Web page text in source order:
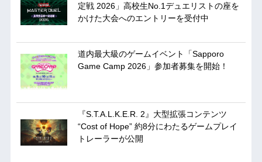
定戦 2026」高校生No.1デュエリストの座を
かけた大会へのエントリーを受付中
道内最大級のゲームイベント「Sapporo
Game Camp 2026」参加者募集を開始！
『S.T.A.L.K.E.R. 2』大型拡張コンテンツ
“Cost of Hope” 約8分にわたるゲームプレイ
トレーラーが公開